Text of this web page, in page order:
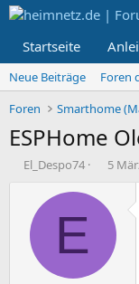
Startseite
Neue Beiträge
Foren
Foren
Smarthome
ESPHome
E
El_Despo74
E
t
l
5
E